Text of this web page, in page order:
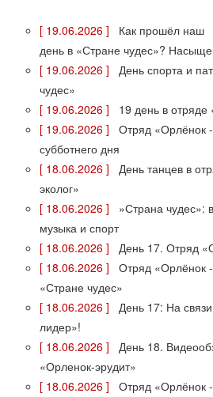
[ 19.06.2026 ]
Как прошёл наш
день в «Стране чудес»?
[ 19.06.2026 ]
День спорта и
чудес»
[ 19.06.2026 ]
19 день в отряде
[ 19.06.2026 ]
Отряд «Орлёнок
субботнего дня
[ 18.06.2026 ]
День танцев в
эколог»
[ 18.06.2026 ]
»Страна чудес»:
музыка и спорт
[ 18.06.2026 ]
День 17. Отряд
[ 18.06.2026 ]
Отряд «Орлёнок
«Стране чудес»
[ 18.06.2026 ]
День 17: На
лидер»!
[ 18.06.2026 ]
День 18.
«Орленок-эрудит»
[ 18.06.2026 ]
Отряд «Орлёнок